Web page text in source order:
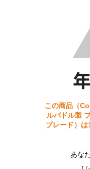
この商品（
ルバドル製
ブレード）
あな